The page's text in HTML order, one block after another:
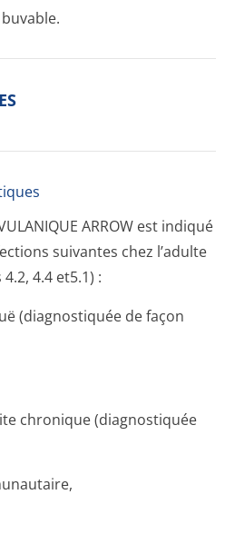
ARROW est indiqué
suivantes chez l’adulte
4.4 et5.1) :
(diagnostiquée de façon
chronique (diagnostiquée